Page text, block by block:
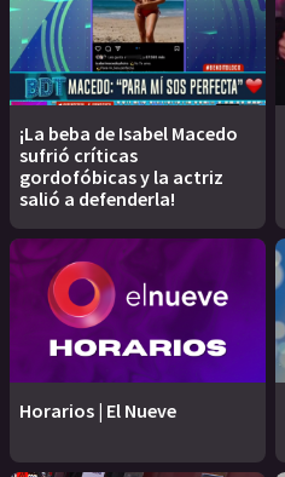
¡La beba de Isabel Macedo
sufrió críticas
gordofóbicas y la actriz
salió a defenderla!
Horarios | El Nueve